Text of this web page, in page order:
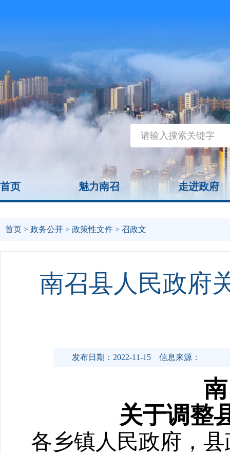
首页 魅力南召 走进政府
首页 > 政务公开 > 政策性文件 > 召政文
南召县人民政府
发布日期：2022-11-15 信息来源：
关于调整
各乡镇人民政府，县